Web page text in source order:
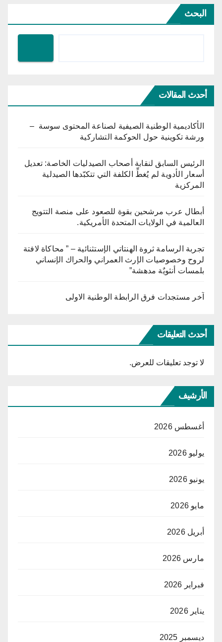
البحث
أحدث المقالات
الأكاديمية الوطنية الصيفية لصناعة المحتوى سوسة –
ورشة تكوينية حول الحوكمة التشاركية
الرئيس السابق لنقابة أصحاب الصيدليات الخاصة: تعديل
أسعار الأدوية لم يُغطِّ الكلفة التي تتكبّدها الصيدلية
المركزية
أبطال عرب مرشحين بقوة للصعود على منصة التتويج
العالمية في الولايات المتحدة الأمريكية.
تجربة الرسامة ثروة الهنتاتي الإستثنائية – ” محاكاة لافتة
لروح وخصوصيات الإرث العمراني والحراك الإنساني
بلمسات أنثويٌة مدهشة”
آخر مستجدات فرق الرابطة الوطنية الاولى
أحدث التعليقات
لا توجد تعليقات للعرض.
الأرشيف
أغسطس 2026
يوليو 2026
يونيو 2026
مايو 2026
أبريل 2026
مارس 2026
فبراير 2026
يناير 2026
ديسمبر 2025